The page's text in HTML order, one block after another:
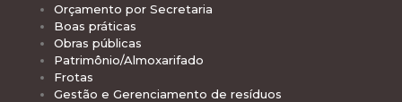
Orçamento por Secretaria
Boas práticas
Obras públicas
Patrimônio/Almoxarifado
Frotas
Gestão e Gerenciamento de resíduos